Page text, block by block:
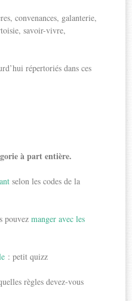
convenances, galanterie,
savoir-vivre,
répertoriés dans ces
à part entière.
selon les codes de la
pouvezmanger avec les
: petit quizz
règles devez-vous